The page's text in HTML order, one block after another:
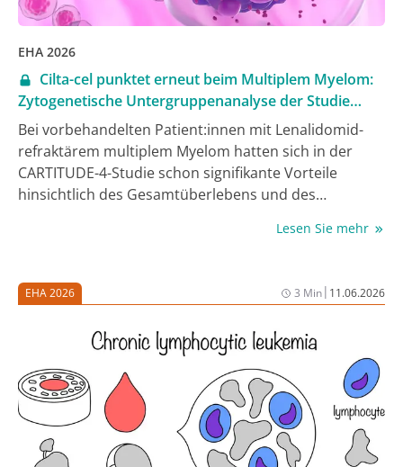
EHA 2026
Cilta-cel punktet erneut beim Multiplem Myelom:
Zytogenetische Untergruppenanalyse der Studie
CARTITUDE-4
Bei vorbehandelten Patient:innen mit Lenalidomid-
refraktärem multiplem Myelom hatten sich in der
CARTITUDE-4-Studie schon signifikante Vorteile
hinsichtlich des Gesamtüberlebens und des
Autoleucel (Cilta-cel) gezeigt [1]. Während des EHA-
Studie von Patient:innen vorgestellt, die ein hohes
zytogenetisches Risiko hatten und eine
Lesen Sie mehr
EHA 2026 3 Min| 11.06.2026